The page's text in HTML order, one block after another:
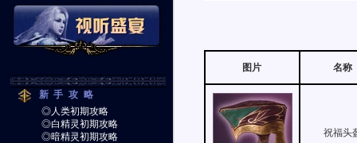
新手攻略
◎人类初期攻略
◎白精灵初期攻略
◎暗精灵初期攻略
图片 名称
祝福头